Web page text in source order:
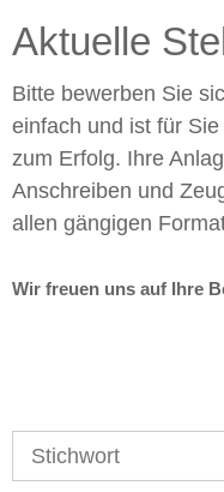
Aktuelle
Bitte bewerben Sie
einfach und ist für
zum Erfolg. Ihre
Anschreiben und
allen gängigen
Wir freuen uns auf Ihre